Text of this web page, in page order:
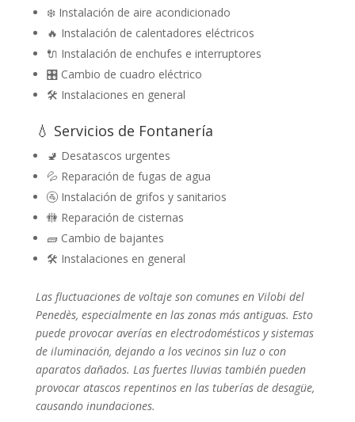
❄️ Instalación de aire acondicionado
🔥 Instalación de calentadores eléctricos
🔌 Instalación de enchufes e interruptores
🎛️ Cambio de cuadro eléctrico
🛠️ Instalaciones en general
💧 Servicios de Fontanería
🚽 Desatascos urgentes
💦 Reparación de fugas de agua
🚰 Instalación de grifos y sanitarios
🚻 Reparación de cisternas
🧱 Cambio de bajantes
🛠️ Instalaciones en general
Las fluctuaciones de voltaje son comunes en Vilobi del
Penedès, especialmente en las zonas más antiguas. Esto
puede provocar averías en electrodomésticos y sistemas
de iluminación, dejando a los vecinos sin luz o con
aparatos dañados. Las fuertes lluvias también pueden
provocar atascos repentinos en las tuberías de desagüe,
causando inundaciones.